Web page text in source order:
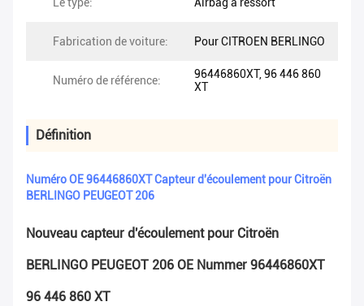
Le type: Airbag à ressort
Fabrication de voiture: Pour CITROEN BERLINGO
Numéro de référence:
96446860XT, 96 446 860
XT
Définition
Numéro OE 96446860XT Capteur d'écoulement pour Citroën
BERLINGO PEUGEOT 206
Nouveau capteur d'écoulement pour Citroën
BERLINGO PEUGEOT 206 OE Nummer 96446860XT
96 446 860 XT